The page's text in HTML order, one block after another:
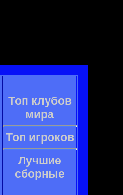
Топ клубов
мира
Топ игроков
Лучшие
сборные